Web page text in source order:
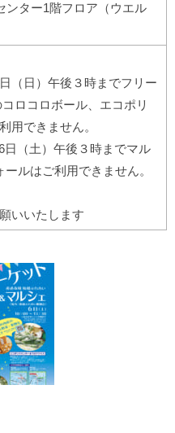
ター1階フロア（ウエル
（日）午後３時までフリー
ロコロボール、エコポリ
用できません。
（土）午後３時までマル
ルはご利用できません。
いいたします